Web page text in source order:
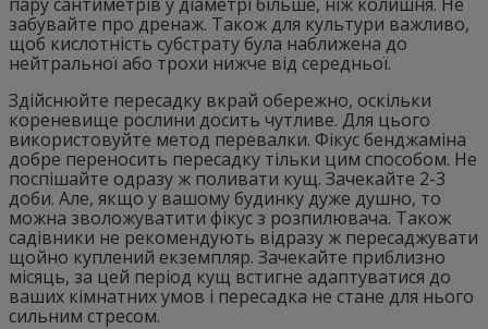
забувайте про дренаж. Також для культури важливо,
щоб кислотність субстрату була наближена до
нейтральної або трохи нижче від середньої.
Здійснюйте пересадку вкрай обережно, оскільки
кореневище рослини досить чутливе. Для цього
використовуйте метод перевалки. Фікус бенджаміна
добре переносить пересадку тільки цим способом. Не
поспішайте одразу ж поливати кущ. Зачекайте 2-3
доби. Але, якщо у вашому будинку дуже душно, то
можна зволожуватити фікус з розпилювача. Також
садівники не рекомендують відразу ж пересаджувати
щойно куплений екземпляр. Зачекайте приблизно
місяць, за цей період кущ встигне адаптуватися до
ваших кімнатних умов і пересадка не стане для нього
сильним стресом.